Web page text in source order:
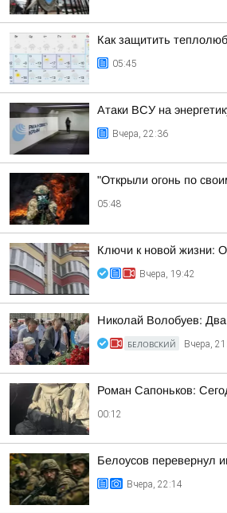
Как защитить
05:45
Атаки ВСУ на
Вчера, 22:36
"Открыли огонь по
05:48
Ключи к новой жизни:
Вчера, 19:42
Николай Волобуев:
БЕЛОВСКИЙ Вчера,
Роман Сапоньков:
00:12
Белоусов перевернул
Вчера, 22:14